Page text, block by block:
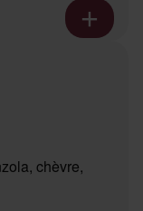
chèvre,